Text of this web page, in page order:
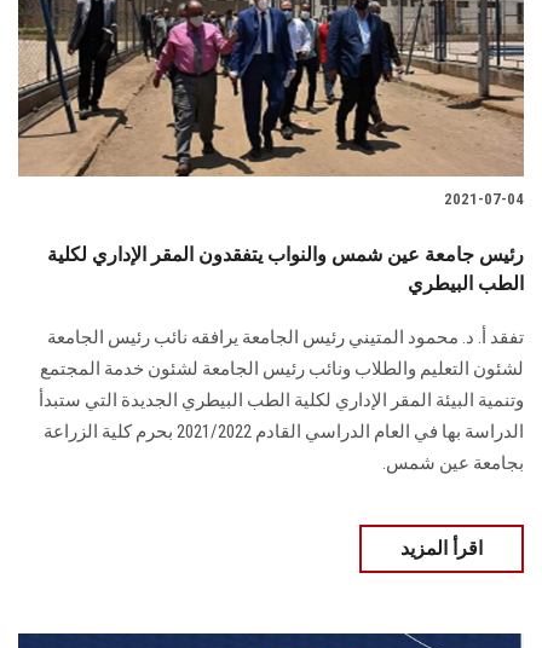
الطلاب
هيئة التدريس
الخريجين
الزائـرون
2021-07-04
رئيس جامعة عين شمس والنواب يتفقدون المقر الإداري لكلية
الطب البيطري
تفقد أ. د. محمود المتيني رئيس الجامعة يرافقه نائب رئيس الجامعة
لشئون التعليم والطلاب ونائب رئيس الجامعة لشئون خدمة المجتمع
وتنمية البيئة المقر الإداري لكلية الطب البيطري الجديدة التي ستبدأ
الدراسة بها في العام الدراسي القادم 2021/2022 بحرم كلية الزراعة
بجامعة عين شمس.
اقرأ المزيد